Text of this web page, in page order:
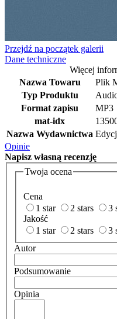
Przejdź na początek galerii
Dane techniczne
Więcej
Nazwa Towaru
Plik
Typ Produktu
Format zapisu
MP3
mat-idx
Nazwa Wydawnictwa
Opinie
Napisz własną recenzję
Twoja ocena
Cena
1 star
2 stars 3
Jakość
1 star
2 stars 3
Autor
Podsumowanie
Opinia